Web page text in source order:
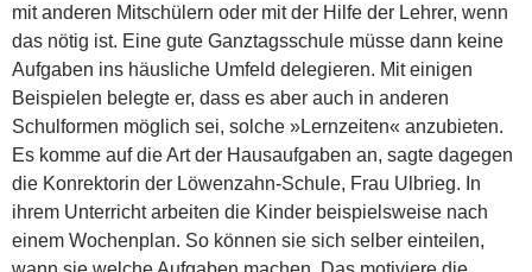
mit anderen Mitschülern oder mit der Hilfe der Lehrer, wenn
das nötig ist. Eine gute Ganztagsschule müsse dann keine
Aufgaben ins häusliche Umfeld delegieren. Mit einigen
Beispielen belegte er, dass es aber auch in anderen
Schulformen möglich sei, solche »Lernzeiten« anzubieten.
Es komme auf die Art der Hausaufgaben an, sagte dagegen
die Konrektorin der Löwenzahn-Schule, Frau Ulbrieg. In
ihrem Unterricht arbeiten die Kinder beispielsweise nach
einem Wochenplan. So können sie sich selber einteilen,